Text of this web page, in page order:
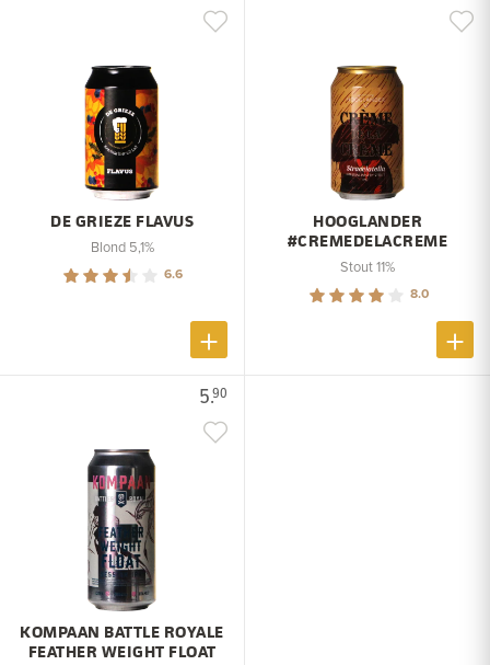
DE GRIEZE FLAVUS
Blond 5,1%
6.6
HOOGLANDER
#CREMEDELACREME
Stout 11%
8.0
5.90
KOMPAAN BATTLE ROYALE
FEATHER WEIGHT FLOAT